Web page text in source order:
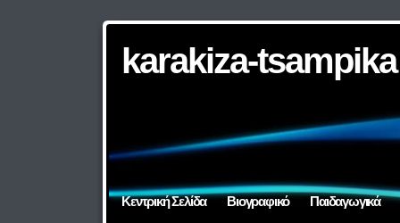
karakiza-tsampika
Κεντρική Σελίδα Βιογραφικό Παιδαγωγικά